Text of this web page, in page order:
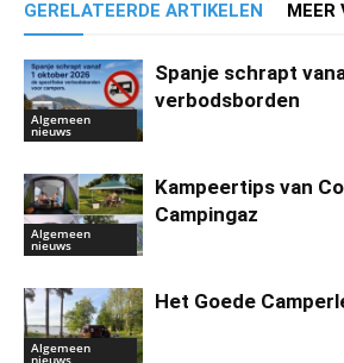
GERELATEERDE ARTIKELEN MEER
Algemeen
nieuws
Spanje schrapt
verbodsborden
Algemeen
nieuws
Kampeertips van
Campingaz
Algemeen
nieuws
Het Goede